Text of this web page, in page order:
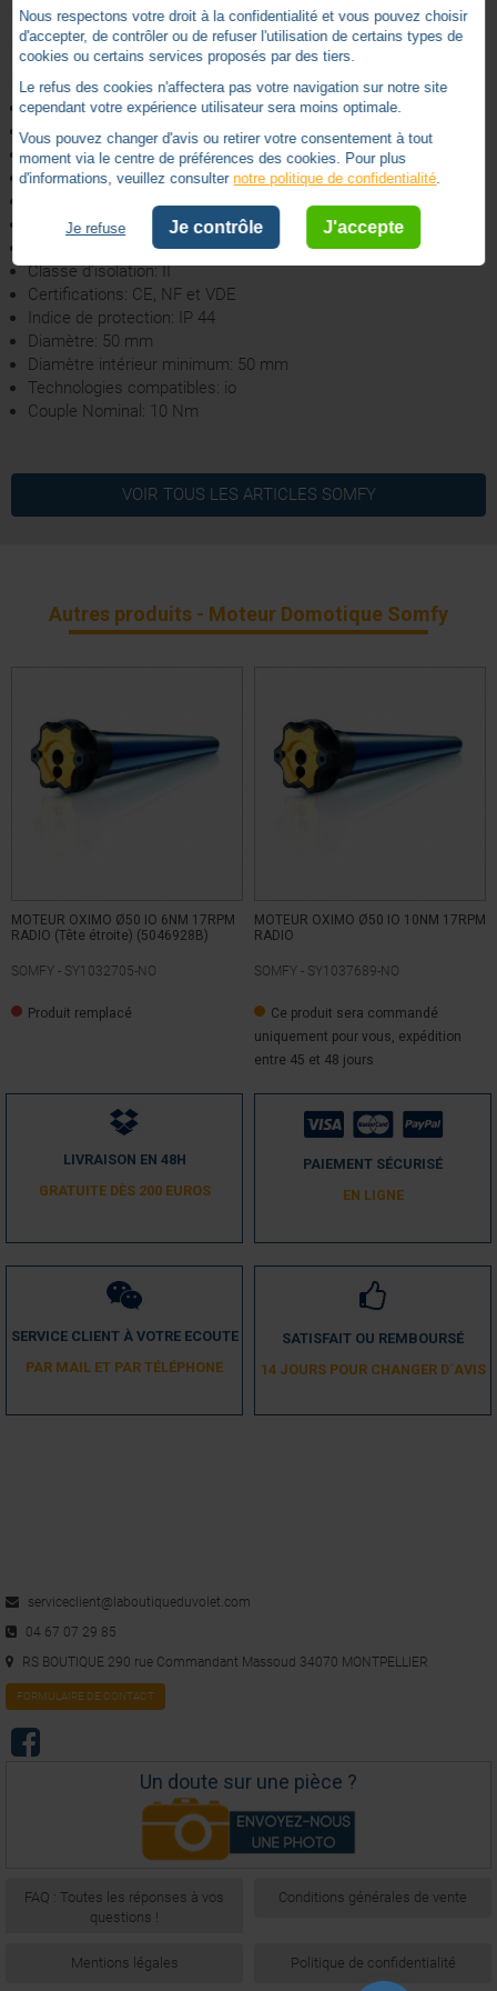
Le moteur RS100 radio io de Somfy est livré sans adaptation,
sans support et sans point de commande.
Caractéristiques techniques :
Longueur: 474mm
Nombre de canaux: 9
Fréquence radio: io 868 MHz
Alimentation: AC - RGE 1 - 230V/50HZ
Portée radio intérieure: 20m
Portée radio en champ libre: 200m
Vitesse nominale: 17 rpm
Classe d'isolation: II
Certifications: CE, NF et VDE
Indice de protection: IP 44
Diamètre: 50 mm
Diamètre intérieur minimum: 50 mm
Technologies compatibles: io
Couple Nominal: 10 Nm
Technologie Radio IO
VOIR TOUS LES ARTICLES SOMFY
Autres produits - Moteur Domotique Somfy
MOTEUR OXIMO Ø50 IO 6NM 17RPM
RADIO (Tête étroite) (5046928B)
SOMFY - SY1032705-NO
Produit remplacé
MOTEUR OXIMO Ø50 IO 10NM 17RPM
RADIO
SOMFY - SY1037689-NO
Ce produit sera commandé
uniquement pour vous, expédition
entre 45 et 48 jours
LIVRAISON EN 48H
GRATUITE DÈS 200 EUROS
PAIEMENT SÉCURISÉ
EN LIGNE
SERVICE CLIENT À VOTRE ECOUTE
PAR MAIL ET PAR TÉLÉPHONE
SATISFAIT OU REMBOURSÉ
14 JOURS POUR CHANGER D´AVIS
serviceclient@laboutiqueduvolet.com
04 67 07 29 85
RS BOUTIQUE 290 rue Commandant Massoud 34070 MONTPELLIER
FORMULAIRE DE CONTACT
Un doute sur une pièce ?
FAQ : Toutes les réponses à vos
questions !
Conditions générales de vente
Mentions légales Politique de confidentialité
Nous respectons votre droit à la confidentialité et vous pouvez choisir
d'accepter, de contrôler ou de refuser l'utilisation de certains types de
cookies ou certains services proposés par des tiers.
Le refus des cookies n'affectera pas votre navigation sur notre site
cependant votre expérience utilisateur sera moins optimale.
Vous pouvez changer d'avis ou retirer votre consentement à tout
moment via le centre de préférences des cookies. Pour plus
d'informations, veuillez consulter notre politique de confidentialité.
Je refuse Je contrôle J'accepte